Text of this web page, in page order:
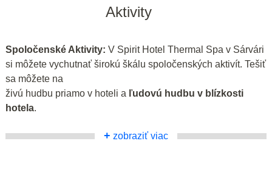
Aktivity
Spoločenské Aktivity: V Spirit Hotel Thermal Spa v Sárvári
si môžete vychutnať širokú škálu spoločenských aktivít. Tešiť
sa môžete na
živú hudbu priamo v hoteli a ľudovú hudbu v blízkosti
hotela.
+ zobraziť viac